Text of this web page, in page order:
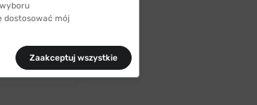
dostosować mój
Zaakceptuj wszystkie